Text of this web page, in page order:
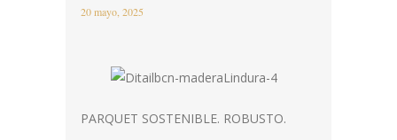
20 mayo, 2025
PARQUET SOSTENIBLE. ROBUSTO.